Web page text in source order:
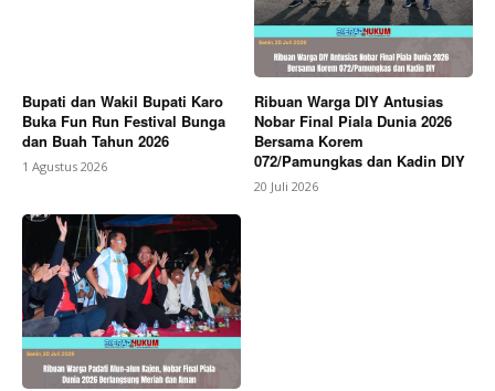
Bupati dan Wakil Bupati Karo
Buka Fun Run Festival Bunga
dan Buah Tahun 2026
1 Agustus 2026
Ribuan Warga DIY Antusias
Nobar Final Piala Dunia 2026
Bersama Korem
072/Pamungkas dan Kadin DIY
20 Juli 2026